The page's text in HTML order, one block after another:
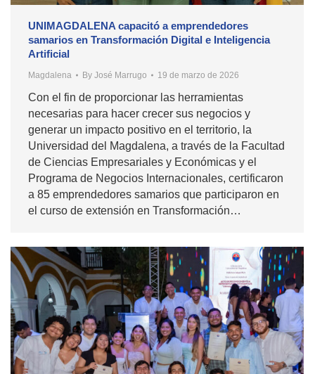
UNIMAGDALENA capacitó a emprendedores
samarios en Transformación Digital e Inteligencia
Artificial
Magdalena By José Marrugo 19 de marzo de 2026
Con el fin de proporcionar las herramientas
necesarias para hacer crecer sus negocios y
generar un impacto positivo en el territorio, la
Universidad del Magdalena, a través de la Facultad
de Ciencias Empresariales y Económicas y el
Programa de Negocios Internacionales, certificaron
a 85 emprendedores samarios que participaron en
el curso de extensión en Transformación…